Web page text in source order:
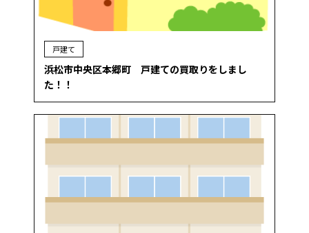
戸建て
浜松市中央区本郷町 戸建ての買取りをしまし
た！！